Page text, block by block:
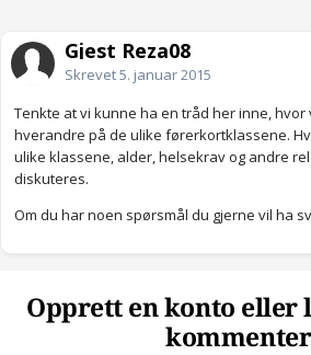
Gjest Reza08
Skrevet5. januar 2015
Tenkte at vi kunne ha en tråd her inne,
hverandre på de ulike førerkortklassene.
ulike klassene, alder, helsekrav og andre
diskuteres.
Om du har noen spørsmål du gjerne vil ha
Opprett en konto eller